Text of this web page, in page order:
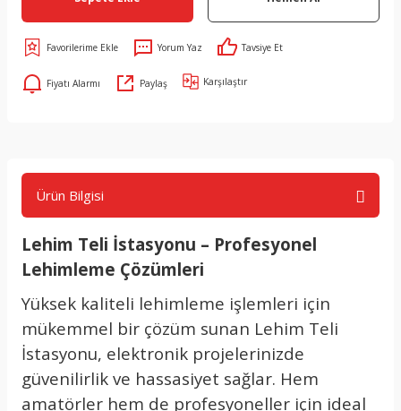
Yorum Yaz Tavsiye Et
Fiyatı Alarmı Paylaş Karşılaştır
Ürün Bilgisi
Lehim Teli İstasyonu – Profesyonel
Lehimleme Çözümleri
Yüksek kaliteli lehimleme işlemleri için
mükemmel bir çözüm sunan Lehim Teli
İstasyonu, elektronik projelerinizde
güvenilirlik ve hassasiyet sağlar. Hem
amatörler hem de profesyoneller için ideal